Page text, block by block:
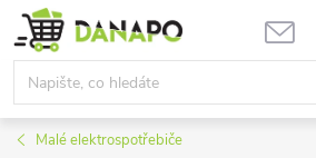
Přejít
na
obsah
Malé elektrospotřebiče